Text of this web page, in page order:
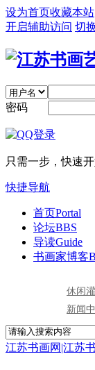
设为首页收藏本站
开启辅助访问 切
密码
只需一步，快速
快捷导航
首页Portal
论坛BBS
导读Guide
书画家博客
休闲
新闻
江苏书画网|江苏